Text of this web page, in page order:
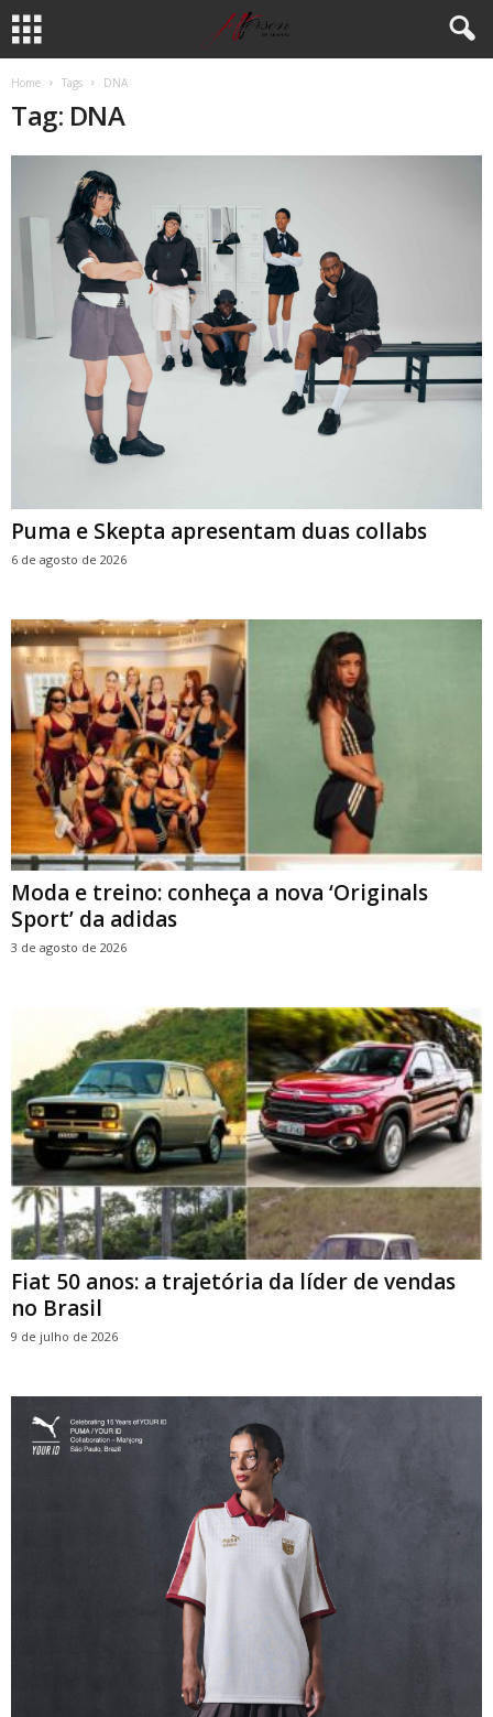
Home Tags DNA
Tag: DNA
Puma e Skepta apresentam duas collabs
6 de agosto de 2026
Moda e treino: conheça a nova ‘Originals
Sport’ da adidas
3 de agosto de 2026
Fiat 50 anos: a trajetória da líder de vendas
no Brasil
9 de julho de 2026